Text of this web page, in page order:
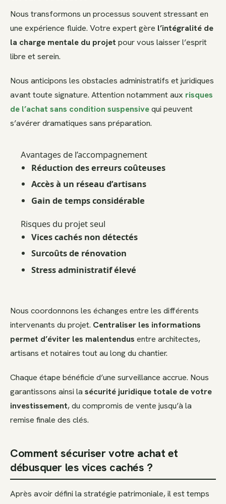
Nous transformons un processus souvent stressant en
une expérience fluide. Votre expert gère l’intégralité de
la charge mentale du projet pour vous laisser l’esprit
libre et serein.
Nous anticipons les obstacles administratifs et juridiques
avant toute signature. Attention notamment aux risques
de l’achat sans condition suspensivequi peuvent
s’avérer dramatiques sans préparation.
Avantages de l’accompagnement
Réduction des erreurs coûteuses
Accès à un réseau d’artisans
Gain de temps considérable
Risques du projet seul
Vices cachés non détectés
Surcoûts de rénovation
Stress administratif élevé
Nous coordonnons les échanges entre les différents
intervenants du projet. Centraliser les informations
permet d’éviter les malentendus entre architectes,
artisans et notaires tout au long du chantier.
Chaque étape bénéficie d’une surveillance accrue. Nous
garantissons ainsi la sécurité juridique totale de votre
investissement, du compromis de vente jusqu’à la
remise finale des clés.
Comment sécuriser votre achat et
débusquer les vices cachés ?
Après avoir défini la stratégie patrimoniale, il est temps